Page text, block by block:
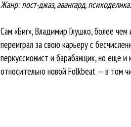
Жанр: пост-джаз, авангард, психоделика.
Сам «Биг», Владимир Глушко, более
переиграл за свою карьеру с
перкуссионист и барабанщик, но еще
относительно новой Folkbeat — в том